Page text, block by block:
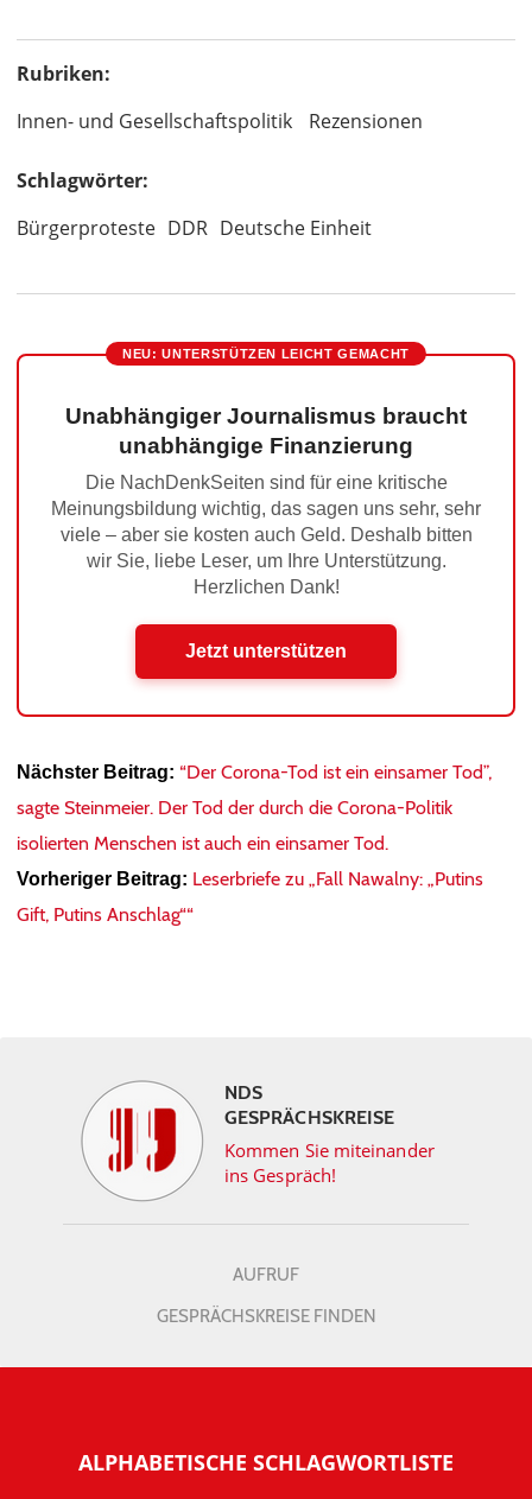
Rubriken:
Innen- und Gesellschaftspolitik
Rezensionen
Schlagwörter:
Bürgerproteste DDR Deutsche Einheit
NEU: UNTERSTÜTZEN LEICHT GEMACHT
Unabhängiger Journalismus braucht
unabhängige Finanzierung
Die NachDenkSeiten sind für eine kritische
Meinungsbildung wichtig, das sagen uns sehr, sehr
viele – aber sie kosten auch Geld. Deshalb bitten
wir Sie, liebe Leser, um Ihre Unterstützung.
Herzlichen Dank!
Jetzt unterstützen
Nächster Beitrag: “Der Corona-Tod ist ein einsamer Tod”,
sagte Steinmeier. Der Tod der durch die Corona-Politik
isolierten Menschen ist auch ein einsamer Tod.
Vorheriger Beitrag: Leserbriefe zu „Fall Nawalny: „Putins
Gift, Putins Anschlag““
NDS
GESPRÄCHSKREISE
Kommen Sie miteinander
ins Gespräch!
AUFRUF
GESPRÄCHSKREISE FINDEN
ALPHABETISCHE SCHLAGWORTLISTE